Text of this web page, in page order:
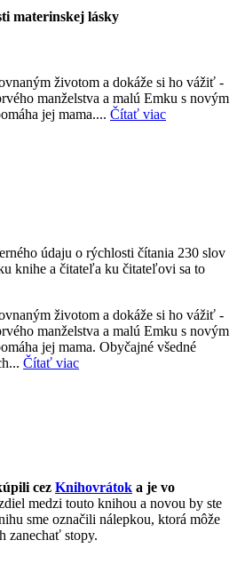
materinskej lásky
životom a dokáže si ho vážiť -
manželstva a malú Emku s novým
jej mama.... Čítať viac
údaju o rýchlosti čítania 230 slov
knihe a čitateľa ku čitateľovi sa to
životom a dokáže si ho vážiť -
manželstva a malú Emku s novým
jej mama. Obyčajné všedné
Čítať viac
cez Knihovrátok a je vo
medzi touto knihou a novou by ste
sme označili nálepkou, ktorá môže
zanechať stopy.